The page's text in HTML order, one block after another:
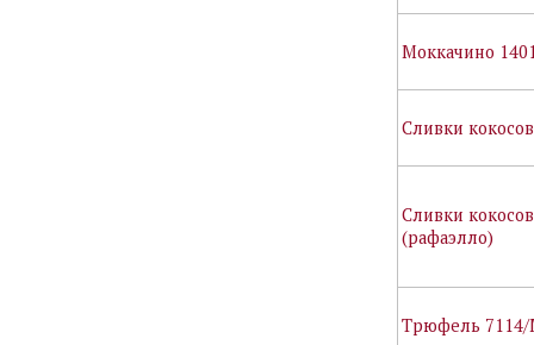
Моккачино
Сливки
Сливки
(рафаэлло)
Трюфель